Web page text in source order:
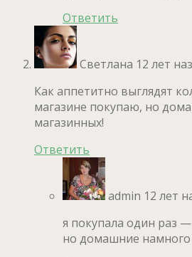
Ответить
Светлана 12 лет
Как аппетитно выглядят
магазине покупаю, но
магазинных!
Ответить
admin 12 лет
я покупала один раз
но домашние намного